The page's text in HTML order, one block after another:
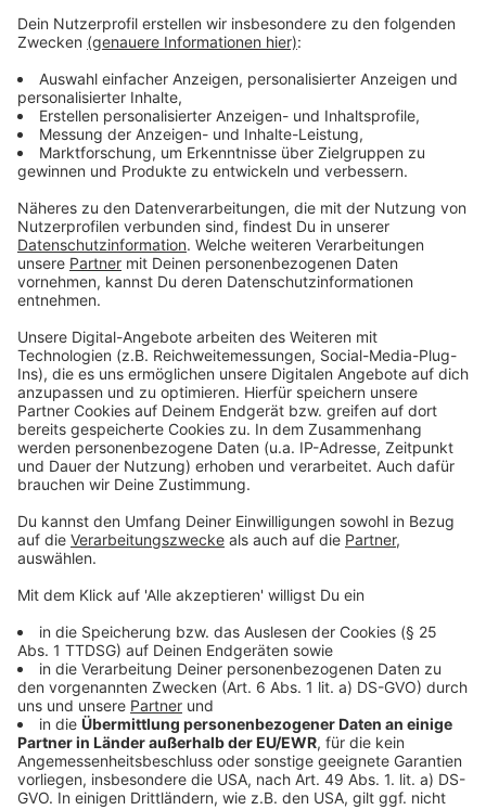
Wir benötigen Ihre
Zustimmung, um den YouTube
Video-Service zu laden!
Drittanbieters, um Videoinhalte
einzubetten. Dieser Service kann
Daten zu Ihren Aktivitäten
sammeln. Bitte lesen Sie die
Nutzung des Service zu, um dieses
Video anzusehen.
Mehr Informationen
Akzeptieren
Management Platform
Sophie fühlt sich zunächst bei den Frauen gut
aufgehoben. Doch das wird sich schnell ändern.
Copyright: Magenta TV
und Sophie ahnt nicht, auf welches gefährliche Spiel
sie sich eingelassen hat.
Anzeige
© Copyright: Magenta TV